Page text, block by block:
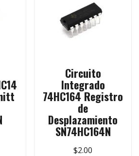
Circuito
Integrado
74HC164 Registro
de
Desplazamiento
SN74HC164N
$2.00